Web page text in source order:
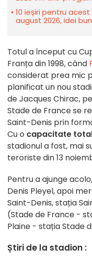
10 ieșiri pentru
august 2026, idei
Totul a început cu
Franța din 1998, când
considerat prea mic
planificat un nou
de Jacques Chirac,
Stade de France se
Saint-Denis prin
Cu o capacitate
stadionul a fost, mai
teroriste din 13
Pentru a ajunge
Denis Pleyel, apoi
Saint-Denis, stația
(Stade de France -
Plaine - stația Stade
Știri de la stadion :